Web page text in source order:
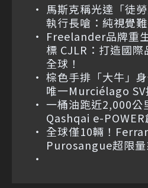
馬斯克稱光達「徒
執行長嗆：純視覺
Freelander品牌重
標 CJLR：打造國
全球！
棕色手排「大牛」
唯一Murciélago SV
一桶油跑近2,000公
Qashqai e-
全球僅10輛！
Purosangue超限量